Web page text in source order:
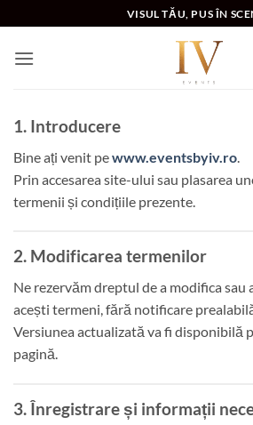
to
content
VISUL TĂU, PUS ÎN
1. Introducere
Bine ați venit pewww.eventsbyiv.ro
Prin accesarea site-ului sau plasarea
termenii și condițiile prezente.
2. Modificarea termenilor
Ne rezervăm dreptul de a modifica sau
acești termeni, fără notificare
Versiunea actualizată va fi disponibilă
pagină.
3. Înregistrare și informații